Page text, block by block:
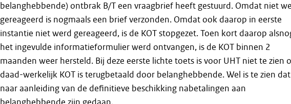
belanghebbende) ontbrak B/T een vraagbrief heeft gestuurd. Omdat niet
gereageerd is nogmaals een brief verzonden. Omdat ook daarop in eerste
instantie niet werd gereageerd, is de KOT stopgezet. Toen kort daarop
het ingevulde informatieformulier werd ontvangen, is de KOT binnen 2
maanden weer hersteld. Bij deze eerste lichte toets is voor UHT niet te zien
daad-werkelijk KOT is terugbetaald door belanghebbende. Wel is te zien dat
naar aanleiding van de definitieve beschikking nabetalingen aan